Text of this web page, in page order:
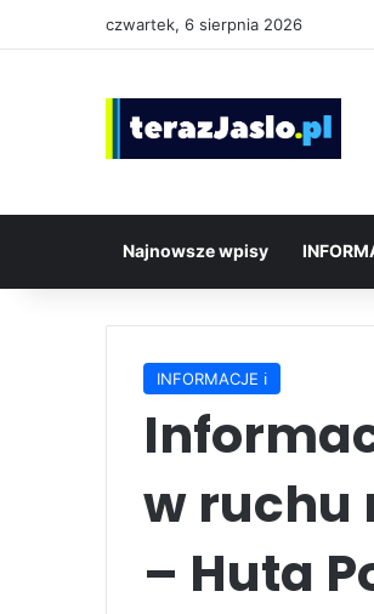
czwartek, 6 sierpnia 2026
Najnowsze wpisy
INFORMACJE ℹ️
w ruchu
– Huta